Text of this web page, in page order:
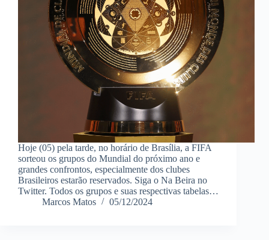
Hoje (05) pela tarde, no horário de Brasília, a FIFA
sorteou os grupos do Mundial do próximo ano e
grandes confrontos, especialmente dos clubes
Brasileiros estarão reservados. Siga o Na Beira no
Twitter. Todos os grupos e suas respectivas tabelas…
Marcos Matos
05/12/2024